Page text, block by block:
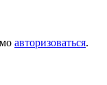
авторизоваться.